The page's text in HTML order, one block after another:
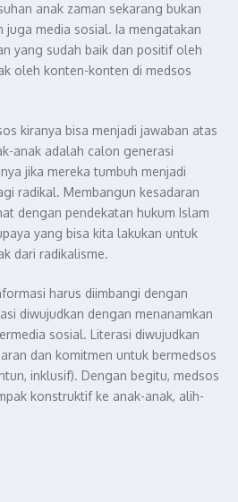
anak zaman sekarang bukan
juga media sosial. Ia mengatakan
yang sudah baik dan positif oleh
oleh konten-konten di medsos
kiranya bisa menjadi jawaban atas
anak adalah calon generasi
jika mereka tumbuh menjadi
radikal. Membangun kesadaran
dengan pendekatan hukum Islam
yang bisa kita lakukan untuk
dari radikalisme.
harus diimbangi dengan
diwujudkan dengan menanamkan
sosial. Literasi diwujudkan
dan komitmen untuk bermedsos
inklusif). Dengan begitu, medsos
konstruktif ke anak-anak, alih-